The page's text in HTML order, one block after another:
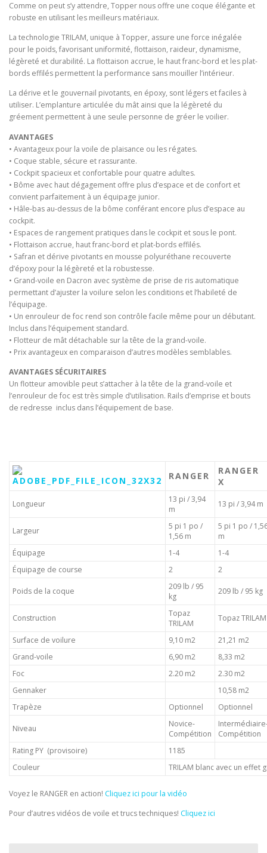
Comme on peut s’y attendre, Topper nous offre une coque élégante et
robuste en utilisant les meilleurs matériaux.
La technologie TRILAM, unique à Topper, assure une force inégalée
pour le poids, favorisant uniformité, flottaison, raideur, dynamisme,
légèreté et durabilité. La flottaison accrue, le haut franc-bord et les plat-
bords effilés permettent la performance sans mouiller l’intérieur.
La dérive et le gouvernail pivotants, en époxy, sont légers et faciles à
utiliser. L’emplanture articulée du mât ainsi que la légèreté du
gréement permettent à une seule personne de gréer le voilier.
AVANTAGES
• Avantageux pour la voile de plaisance ou les régates.
• Coque stable, sécure et rassurante.
• Cockpit spacieux et confortable pour quatre adultes.
• Bôme avec haut dégagement offre plus d’espace et de confort et
convient parfaitement à un équipage junior.
• Hâle-bas au-dessus de la bôme conférant encore plus d’espace au
cockpit.
• Espaces de rangement pratiques dans le cockpit et sous le pont.
• Flottaison accrue, haut franc-bord et plat-bords effilés.
• Safran et dérive pivotants en mousse polyuréthane recouverte
d’époxy pour la légèreté et la robustesse.
• Grand-voile en Dacron avec système de prise de ris automatique
permettant d’ajuster la voilure selon les conditions et l’habileté de
l’équipage.
• Un enrouleur de foc rend son contrôle facile même pour un débutant.
Inclus dans l’équipement standard.
• Flotteur de mât détachable sur la tête de la grand-voile.
• Prix avantageux en comparaison d’autres modèles semblables.
AVANTAGES SÉCURITAIRES
Un flotteur amovible peut s’attacher à la tête de la grand-voile et
l’enrouleur de foc est très simple d’utilisation. Rails d’emprise et bouts
de redresse inclus dans l’équipement de base.
RANGER
RANGER
X
Longueur
13 pi / 3,94
m
13 pi / 3,94 m
Largeur
5 pi 1 po /
1,56 m
5 pi 1 po /
m
Équipage
1-4
1-4
Équipage de course
2 2
Poids de la coque
209 lb / 95
kg
209 lb / 95 kg
Construction
Topaz
TRILAM
Topaz TRILAM
Surface de voilure 9,10 m2
21,21 m2
Grand-voile
6,90 m2
8,33 m2
Foc
2.20 m2
2.30 m2
Gennaker
10,58 m2
Trapèze
Optionnel Optionnel
Niveau
Novice-
Compétition
Compétition
Rating PY (provisoire)
1185
Couleur
TRILAM blanc avec un effet
Voyez le RANGER en action! Cliquez ici pour la vidéo
Pour d’autres vidéos de voile et trucs techniques! Cliquez ici